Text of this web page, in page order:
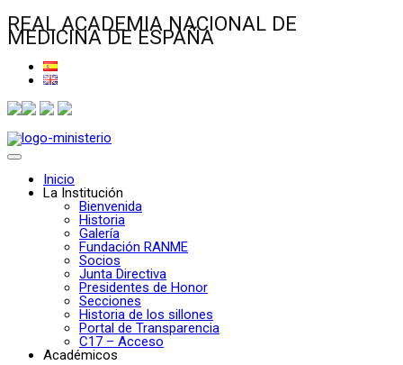
REAL ACADEMIA NACIONAL DE
MEDICINA DE ESPAÑA
Inicio
La Institución
Bienvenida
Historia
Galería
Fundación RANME
Socios
Junta Directiva
Presidentes de Honor
Secciones
Historia de los sillones
Portal de Transparencia
C17 – Acceso
Académicos